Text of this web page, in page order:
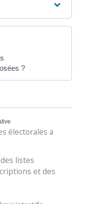
?
électorales a
listes
et des